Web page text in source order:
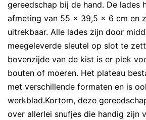
gereedschap bij de hand. De lades
afmeting van 55 x 39,5 x 6 cm en
uitrekbaar. Alle lades zijn door
meegeleverde sleutel op slot te
bovenzijde van de kist is er plek
bouten of moeren. Het plateau
met verschillende formaten en is
werkblad.Kortom, deze
over allerlei snufjes die handig zijn